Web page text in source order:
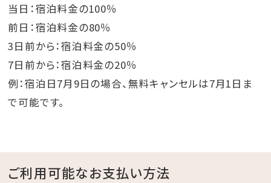
当日：宿泊料金の100％
前日：宿泊料金の80％
3日前から：宿泊料金の50％
7日前から：宿泊料金の20％
例：宿泊日7月9日の場合、無料キャンセルは7月1日ま
で可能です。
ご利用可能なお支払い方法